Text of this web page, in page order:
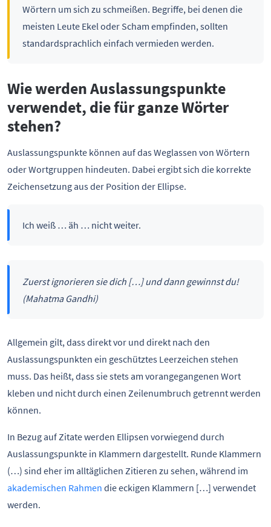
Wörtern um sich zu schmeißen. Begriffe, bei denen die
meisten Leute Ekel oder Scham empfinden, sollten
standardsprachlich einfach vermieden werden.
Wie werden Auslassungspunkte
verwendet, die für ganze Wörter
stehen?
Auslassungspunkte können auf das Weglassen von Wörtern
oder Wortgruppen hindeuten. Dabei ergibt sich die korrekte
Zeichensetzung aus der Position der Ellipse.
Ich weiß … äh … nicht weiter.
Zuerst ignorieren sie dich […] und dann gewinnst du!
(Mahatma Gandhi)
Allgemein gilt, dass direkt vor und direkt nach den
Auslassungspunkten ein geschütztes Leerzeichen stehen
muss. Das heißt, dass sie stets am vorangegangenen Wort
kleben und nicht durch einen Zeilenumbruch getrennt werden
können.
In Bezug auf Zitate werden Ellipsen vorwiegend durch
Auslassungspunkte in Klammern dargestellt. Runde Klammern
(…) sind eher im alltäglichen Zitieren zu sehen, während im
akademischen Rahmen die eckigen Klammern […] verwendet
werden.